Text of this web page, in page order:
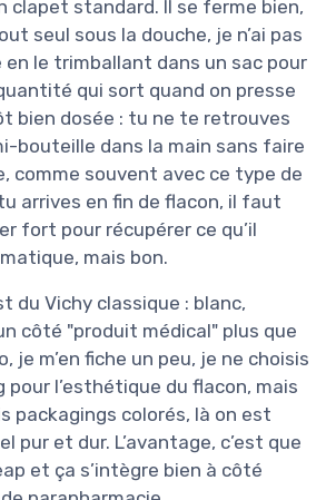
clapet standard. Il se ferme bien,
seul sous la douche, je n’ai pas
le trimballant dans un sac pour
qui sort quand on presse
bien dosée : tu ne te retrouves
bouteille dans la main sans faire
comme souvent avec ce type de
arrives en fin de flacon, il faut
fort pour récupérer ce qu’il
mais bon.
du Vichy classique : blanc,
côté "produit médical" plus que
je m’en fiche un peu, je ne choisis
pour l’esthétique du flacon, mais
packagings colorés, là on est
pur et dur. L’avantage, c’est que
et ça s’intègre bien à côté